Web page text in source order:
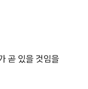
곧 있을 것임을